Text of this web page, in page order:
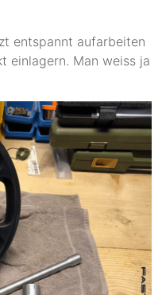
entspannt aufarbeiten
einlagern. Man weiss ja